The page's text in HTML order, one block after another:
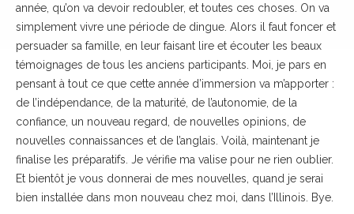
année, qu’on va devoir redoubler, et toutes ces choses. On va
simplement vivre une période de dingue. Alors il faut foncer et
persuader sa famille, en leur faisant lire et écouter les beaux
témoignages de tous les anciens participants. Moi, je pars en
pensant à tout ce que cette année d’immersion va m’apporter :
de l’indépendance, de la maturité, de l’autonomie, de la
confiance, un nouveau regard, de nouvelles opinions, de
nouvelles connaissances et de l’anglais. Voilà, maintenant je
finalise les préparatifs. Je vérifie ma valise pour ne rien oublier.
Et bientôt je vous donnerai de mes nouvelles, quand je serai
bien installée dans mon nouveau chez moi, dans l’Illinois. Bye.